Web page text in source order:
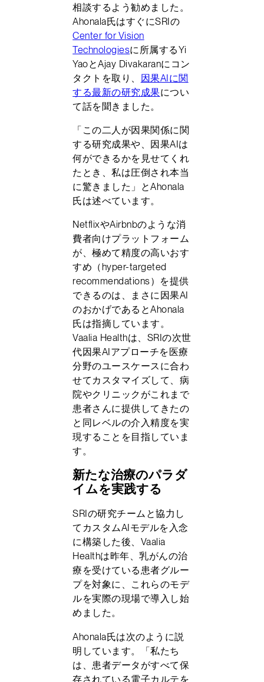
相談するよう勧めました。
Ahonala氏はすぐにSRIの
Center for Vision
Technologiesに所属するYi
YaoとAjay Divakaranにコン
タクトを取り、 因果AIに関
する最新の研究成果につい
て話を聞きました。
「この二人が因果関係に関
する研究成果や、因果AIは
何ができるかを見せてくれ
たとき、私は圧倒され本当
に驚きました」とAhonala
氏は述べています。
NetflixやAirbnbのような消
費者向けプラットフォーム
が、極めて精度の高いおす
すめ（hyper-targeted
recommendations）を提供
できるのは、まさに因果AI
のおかげであるとAhonala
氏は指摘しています。
Vaalia Healthは、SRIの次世
代因果AIアプローチを医療
分野のユースケースに合わ
せてカスタマイズして、病
院やクリニックがこれまで
患者さんに提供してきたの
と同レベルの介入精度を実
現することを目指していま
す。
新たな治療のパラダ
イムを実践する
SRIの研究チームと協力し
てカスタムAIモデルを入念
に構築した後、Vaalia
Healthは昨年、乳がんの治
療を受けている患者グルー
プを対象に、これらのモデ
ルを実際の現場で導入し始
めました。
Ahonala氏は次のように説
明しています。「私たち
は、患者データがすべて保
存されている電子カルテを